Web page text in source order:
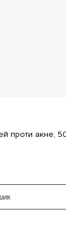
проти акне,